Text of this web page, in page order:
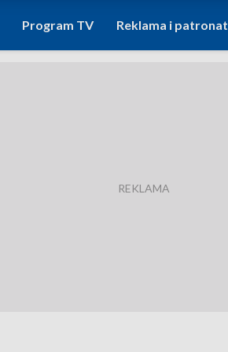
Program TV Reklama i patronat